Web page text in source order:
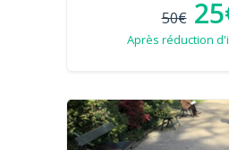
50€
Après réduction